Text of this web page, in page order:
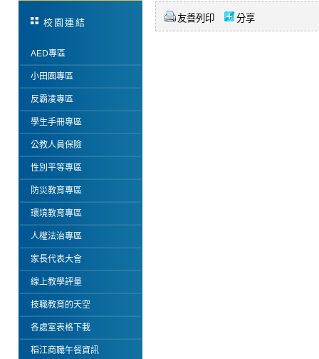
校園連結
AED專區
小田園專區
反霸凌專區
學生手冊專區
公教人員保險
性別平等專區
防災教育專區
環境教育專區
人權法治專區
家長代表大會
線上教學評量
技職教育的天空
各處室表格下載
稻江商職午餐資訊
友善列印 分享